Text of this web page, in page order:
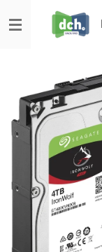
direct
hoofdinhoud